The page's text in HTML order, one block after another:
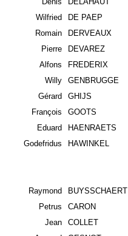
Wilfried
DE PAEP
Romain
DERVEAUX
Pierre
DEVAREZ
Alfons
FREDERIX
Willy
GENBRUGGE
Gérard
GHIJS
François
GOOTS
Eduard
HAENRAETS
Godefridus
HAWINKEL
Raymond
BUYSSCHAERT
Petrus
CARON
Jean
COLLET